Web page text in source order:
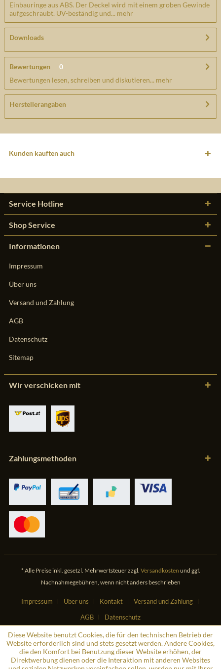
Einbauringe aus ABS. Der Deckel wird mit einem groben Gewinde
aufgeschraubt. UV-beständig und... mehr
Downloads
Bewertungen
0
Bewertungen lesen, schreiben und diskutieren... mehr
Herstellerangaben
Kunden kauften auch
Service Hotline
Shop Service
Informationen
Impressum
Über uns
Versand und Zahlung
AGB
Datenschutz
Sitemap
Wir verschicken mit
Zahlungsmethoden
* Alle Preise inkl. gesetzl. Mehrwertsteuer zzgl. Versandkosten und ggf.
Nachnahmegebühren, wenn nicht anders beschrieben
Impressum Über uns Kontakt
Versand und Zahlung
AGB
Datenschutz
Diese Website benutzt Cookies, die für den technischen Betrieb der
Website erforderlich sind und stets gesetzt werden. Andere Cookies,
die den Komfort bei Benutzung dieser Website erhöhen, der
Direktwerbung dienen oder die Interaktion mit anderen Websites